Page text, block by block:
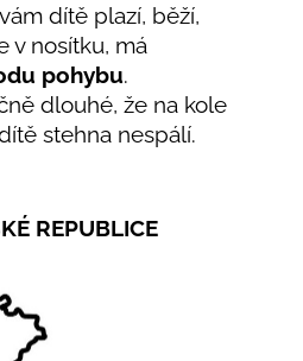
dítě plazí, běží,
v nosítku, má
pohybu.
dlouhé, že na kole
stehna nespálí.
REPUBLICE